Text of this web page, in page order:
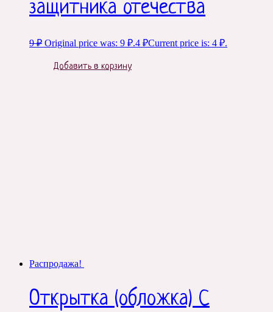
защитника отечества
9₽ Original price was: 9 ₽.4 ₽Current price is: 4 ₽.
Добавить в корзину
Распродажа!
Открытка (обложка) С